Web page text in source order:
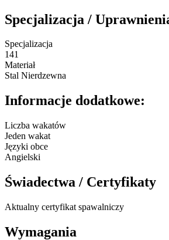
Specjalizacja /
Specjalizacja
141
Materiał
Stal Nierdzewna
Informacje dodatkowe:
Liczba wakatów
Jeden wakat
Języki obce
Angielski
Świadectwa / Certyfikaty
Aktualny certyfikat spawalniczy
Wymagania